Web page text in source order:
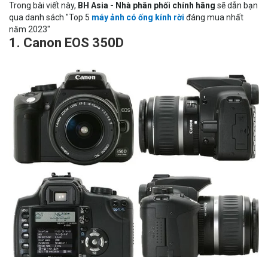
Trong bài viết này, BH Asia - Nhà phân phối chính hãng sẽ dẫn bạn
qua danh sách "Top 5 máy ảnh có ống kính rời đáng mua nhất
năm 2023"
1. Canon EOS 350D